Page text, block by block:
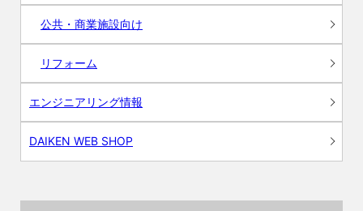
公共・商業施設向け
リフォーム
エンジニアリング情報
DAIKEN WEB SHOP